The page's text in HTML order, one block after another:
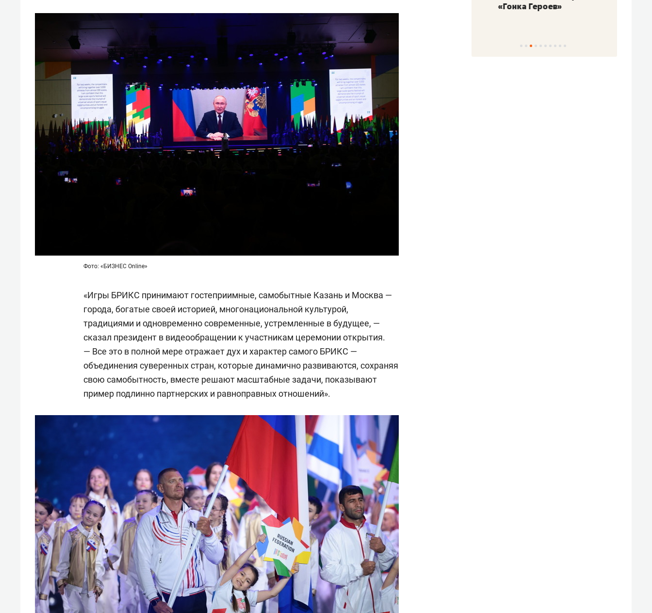
Фото: «БИЗНЕС Online»
«Игры БРИКС принимают гостеприимные, самобытные Казань и Москва —
города, богатые своей историей, многонациональной культурой,
традициями и одновременно современные, устремленные в будущее, —
сказал президент в видеообращении к участникам церемонии открытия.
— Все это в полной мере отражает дух и характер самого БРИКС —
объединения суверенных стран, которые динамично развиваются, сохраняя
свою самобытность, вместе решают масштабные задачи, показывают
пример подлинно партнерских и равноправных отношений».
антихрупких команд
«Гонка Героев»